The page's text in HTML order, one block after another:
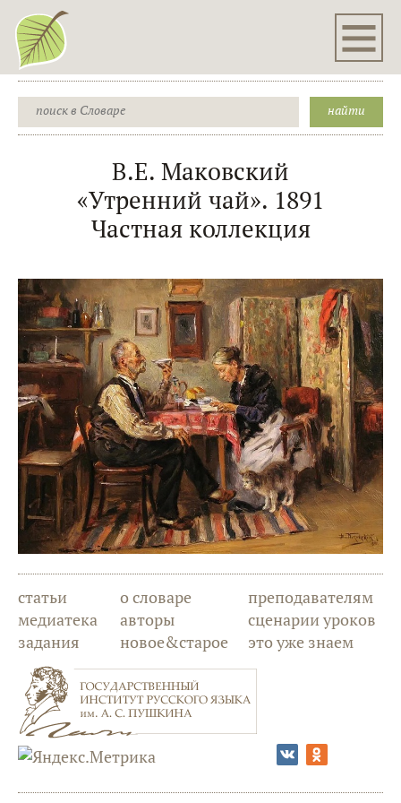
В.Е. Маковский
«Утренний чай». 1891
Частная коллекция
статьи
медиатека
задания
о словаре
авторы
новое&старое
преподавателям
сценарии уроков
это уже знаем